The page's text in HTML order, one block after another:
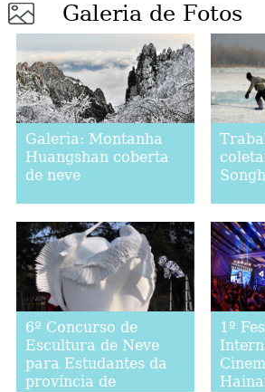
Galeria de Fotos
Galeria: Montanha
Huangshan coberta
de neve
6º Concurso de
Escultura de Neve
para Estudantes da
província de
1º